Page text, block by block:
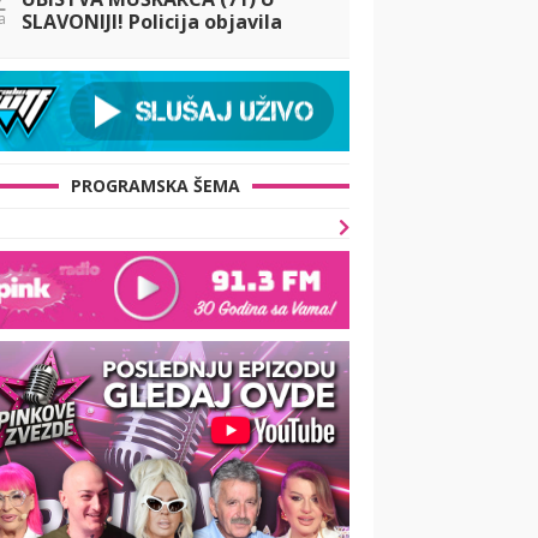
SLAVONIJI! Policija objavila
'Navodno je bila u intimnoj
vezi s njim'
PROGRAMSKA ŠEMA